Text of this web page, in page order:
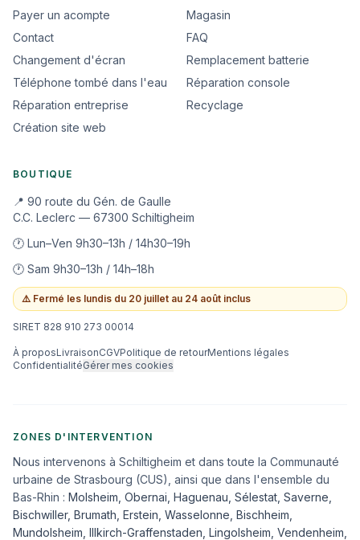
Payer un acompte
Magasin
Contact
FAQ
Changement d'écran
Remplacement batterie
Téléphone tombé dans l'eau
Réparation console
Réparation entreprise
Recyclage
Création site web
BOUTIQUE
📍 90 route du Gén. de Gaulle
C.C. Leclerc — 67300 Schiltigheim
🕐 Lun–Ven 9h30–13h / 14h30–19h
🕐 Sam 9h30–13h / 14h–18h
⚠️ Fermé les lundis du 20 juillet au 24 août inclus
SIRET 828 910 273 00014
À proposLivraisonCGVPolitique de retourMentions légales
ConfidentialitéGérer mes cookies
ZONES D'INTERVENTION
Nous intervenons à Schiltigheim et dans toute la Communauté
urbaine de Strasbourg (CUS), ainsi que dans l'ensemble du
Bas-Rhin : Molsheim Obernai Haguenau Sélestat Saverne
Bischwiller, Brumath Erstein Wasselonne Bischheim
Mundolsheim Illkirch-Graffenstaden Lingolsheim Vendenheim